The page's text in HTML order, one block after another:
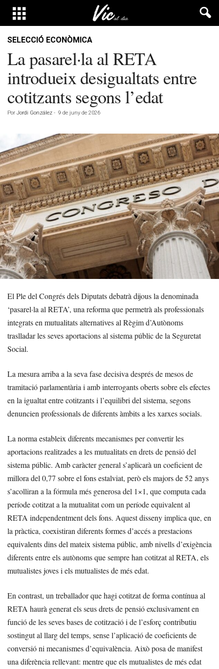
SELECCIÓ ECONÒMICA
La pasarel·la al RETA
introdueix desigualtats entre
cotitzants segons l’edat
Por Jordi González - 9 de juny de 2026
El Ple del Congrés dels Diputats debatrà dijous la denominada
‘pasarel·la al RETA’, una reforma que permetrà als professionals
integrats en mutualitats alternatives al Règim d’Autònoms
traslladar les seves aportacions al sistema públic de la Seguretat
Social.
La mesura arriba a la seva fase decisiva després de mesos de
tramitació parlamentària i amb interrogants oberts sobre els efectes
en la igualtat entre cotitzants i l’equilibri del sistema, segons
denuncien professionals de diferents àmbits a les xarxes socials.
La norma estableix diferents mecanismes per convertir les
aportacions realitzades a les mutualitats en drets de pensió del
sistema públic. Amb caràcter general s’aplicarà un coeficient de
millora del 0,77 sobre el fons estalviat, però els majors de 52 anys
s’acolliran a la fórmula més generosa del 1×1, que computa cada
període cotitzat a la mutualitat com un període equivalent al
RETA independentment dels fons. Aquest disseny implica que, en
la pràctica, coexistiran diferents formes d’accés a prestacions
equivalents dins del mateix sistema públic, amb nivells d’exigència
diferents entre els autònoms que sempre han cotitzat al RETA, els
mutualistes joves i els mutualistes de més edat.
En contrast, un treballador que hagi cotitzat de forma contínua al
RETA haurà generat els seus drets de pensió exclusivament en
funció de les seves bases de cotització i de l’esforç contributiu
sostingut al llarg del temps, sense l’aplicació de coeficients de
conversió ni mecanismes d’equivalència. Això posa de manifest
una diferència rellevant: mentre que els mutualistes de més edat